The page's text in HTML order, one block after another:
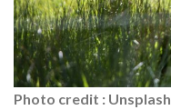
Photo credit : Unsplash